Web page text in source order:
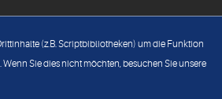
(z.B. Scriptbibliotheken) um die Funktion
Wenn Sie dies nicht möchten, besuchen Sie unsere